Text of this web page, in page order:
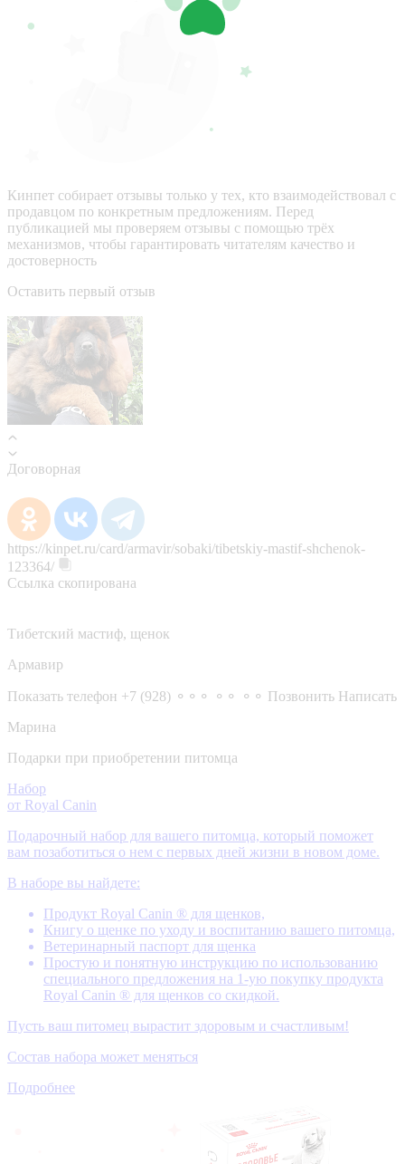
Кинпет собирает отзывы только у тех, кто взаимодействовал с
продавцом по конкретным предложениям. Перед
публикацией мы проверяем отзывы с помощью трёх
механизмов, чтобы гарантировать читателям качество и
достоверность
Оставить первый отзыв
Договорная
https://kinpet.ru/card/armavir/sobaki/tibetskiy-mastif-shchenok-
123364/
Ссылка скопирована
Тибетский мастиф, щенок
Армавир
Показать телефон +7 (928) ⚬⚬⚬ ⚬⚬ ⚬⚬ Позвонить Написать
Марина
Подарки при приобретении питомца
Набор
от Royal Canin
Подарочный набор для вашего питомца, который поможет
вам позаботиться о нем с первых дней жизни в новом доме.
В наборе вы найдете:
Продукт Royal Canin ® для щенков,
Книгу о щенке по уходу и воспитанию вашего питомца,
Ветеринарный паспорт для щенка
Простую и понятную инструкцию по использованию
специального предложения на 1-ую покупку продукта
Royal Canin ® для щенков со скидкой.
Пусть ваш питомец вырастит здоровым и счастливым!
Состав набора может меняться
Подробнее